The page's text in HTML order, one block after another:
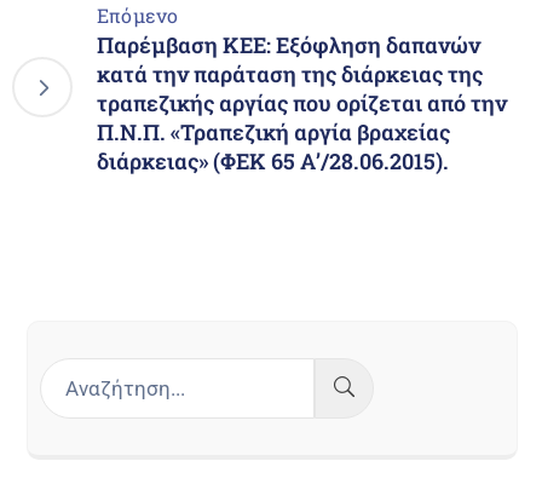
Επόμενο
Παρέμβαση ΚΕΕ: Εξόφληση δαπανών
κατά την παράταση της διάρκειας της
τραπεζικής αργίας που ορίζεται από την
Π.Ν.Π. «Τραπεζική αργία βραχείας
διάρκειας» (ΦΕΚ 65 Α’/28.06.2015).